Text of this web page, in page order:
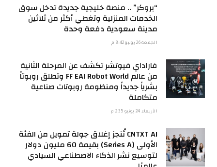
“بروكر” .. منصة خليجية جديدة تدخل سوق
الخدمات المنزلية وتغطي أكثر من ثلاثين
مدينة سعودية دفعة وحدة
الجمعة 26 يونيو 8:42 م
فاراداي فيوتشر تكشف عن المرحلة الثانية
من عالم FF EAI Robot World وتطلق روبوتاً
بشرياً جديداً ومنظومة روبوتات صناعية
متكاملة
الأربعاء 24 يونيو 2:35 م
CNTXT AI تُنجز إغلاق جولة تمويل من الفئة
الأولى (Series A) بقيمة 60 مليون دولار
لتوسيع نشر الذكاء الاصطناعي السيادي